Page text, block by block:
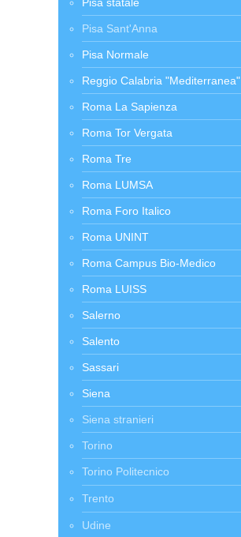
Pisa Sant'Anna
Pisa Normale
Reggio Calabria "Mediterranea"
Roma La Sapienza
Roma Tor Vergata
Roma Tre
Roma LUMSA
Roma Foro Italico
Roma UNINT
Roma Campus Bio-Medico
Roma LUISS
Salerno
Salento
Sassari
Siena
Siena stranieri
Torino
Torino Politecnico
Trento
Udine